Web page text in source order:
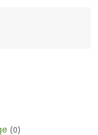
(0)